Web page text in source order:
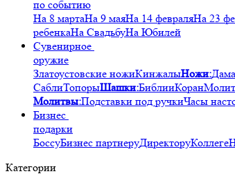
по событию
На 8 мартаНа 9 маяНа 14 февраляНа 23
ребенкаНа СвадьбуНа Юбилей
Сувенирное
оружие
Златоустовские ножиКинжалыНожи:
СаблиТопорыШашки:БиблииКоран
Молитвы:Подставки под ручкиЧасы
Бизнес
подарки
БоссуБизнес партнеруДиректоруКоллеге
Категории